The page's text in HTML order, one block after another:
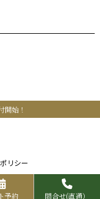
開始！
リシー
Reserved.
予約 問合せ(直通）